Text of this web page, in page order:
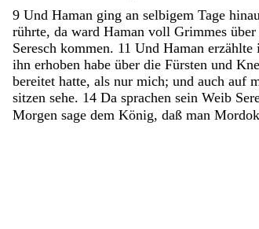
9 Und Haman ging an selbigem Tage
rührte, da ward Haman voll Grimmes über
Seresch kommen. 11 Und Haman erzählte
ihn erhoben habe über die Fürsten und
bereitet hatte, als nur mich; und auch auf
sitzen sehe. 14 Da sprachen sein Weib
Morgen sage dem König, daß man